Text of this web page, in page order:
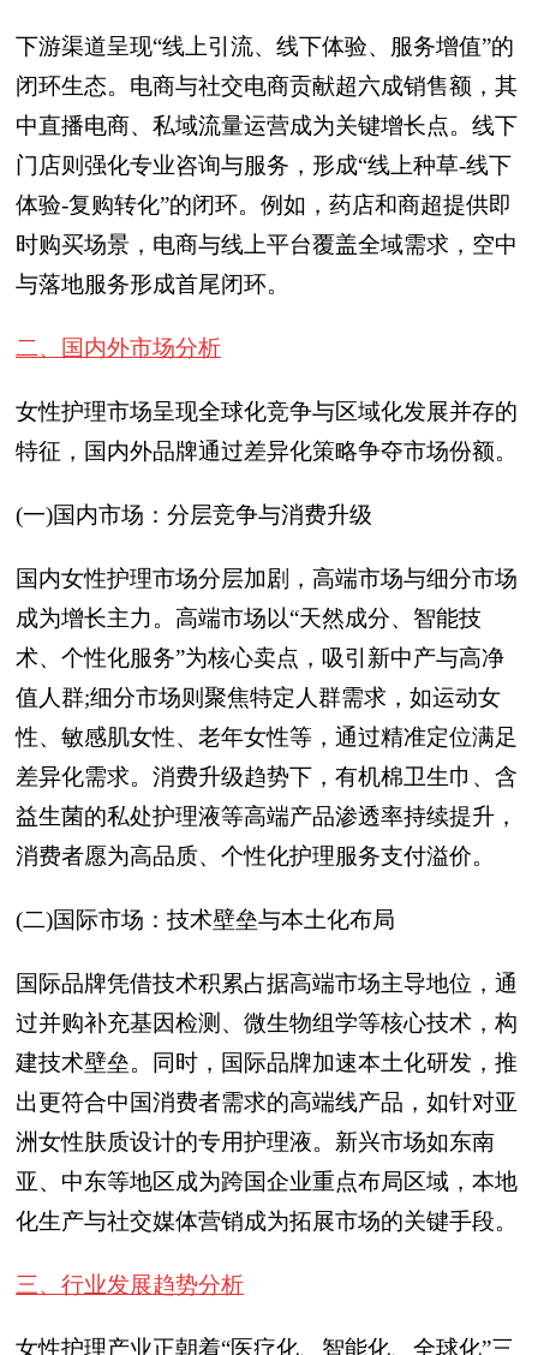
下游渠道呈现“线上引流、线下体验、服务增值”的
闭环生态。电商与社交电商贡献超六成销售额，其
中直播电商、私域流量运营成为关键增长点。线下
门店则强化专业咨询与服务，形成“线上种草-线下
体验-复购转化”的闭环。例如，药店和商超提供即
时购买场景，电商与线上平台覆盖全域需求，空中
与落地服务形成首尾闭环。
二、国内外市场分析
女性护理市场呈现全球化竞争与区域化发展并存的
特征，国内外品牌通过差异化策略争夺市场份额。
(一)国内市场：分层竞争与消费升级
国内女性护理市场分层加剧，高端市场与细分市场
成为增长主力。高端市场以“天然成分、智能技
术、个性化服务”为核心卖点，吸引新中产与高净
值人群;细分市场则聚焦特定人群需求，如运动女
性、敏感肌女性、老年女性等，通过精准定位满足
差异化需求。消费升级趋势下，有机棉卫生巾、含
益生菌的私处护理液等高端产品渗透率持续提升，
消费者愿为高品质、个性化护理服务支付溢价。
(二)国际市场：技术壁垒与本土化布局
国际品牌凭借技术积累占据高端市场主导地位，通
过并购补充基因检测、微生物组学等核心技术，构
建技术壁垒。同时，国际品牌加速本土化研发，推
出更符合中国消费者需求的高端线产品，如针对亚
洲女性肤质设计的专用护理液。新兴市场如东南
亚、中东等地区成为跨国企业重点布局区域，本地
化生产与社交媒体营销成为拓展市场的关键手段。
三、行业发展趋势分析
女性护理产业正朝着“医疗化、智能化、全球化”三